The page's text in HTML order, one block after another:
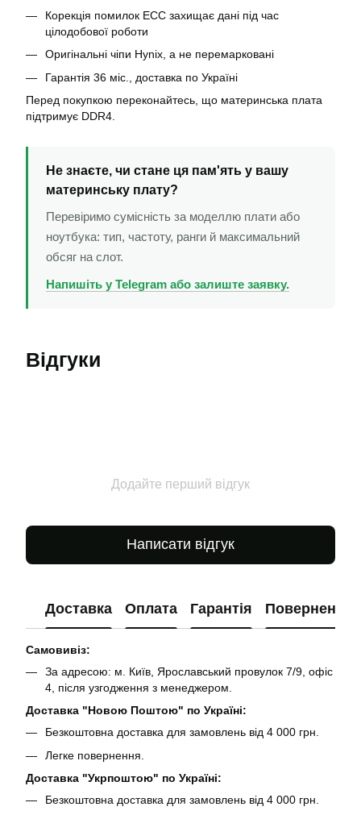
Корекція помилок ECC захищає дані під час
цілодобової роботи
Оригінальні чіпи Hynix, а не перемарковані
Гарантія 36 міс., доставка по Україні
Перед покупкою переконайтесь, що материнська плата
підтримує DDR4.
Не знаєте, чи стане ця пам'ять у вашу
материнську плату?
Перевіримо сумісність за моделлю плати або
ноутбука: тип, частоту, ранги й максимальний
обсяг на слот.
Напишіть у Telegram або залиште заявку.
Відгуки
Додайте перший відгук
Написати відгук
Доставка Оплата Гарантія Повернення
Самовивіз:
За адресою: м. Київ, Ярославський провулок 7/9, офіс
4, після узгодження з менеджером.
Доставка "Новою Поштою" по Україні:
Безкоштовна доставка для замовлень від 4 000 грн.
Легке повернення.
Доставка "Укрпоштою" по Україні:
Безкоштовна доставка для замовлень від 4 000 грн.